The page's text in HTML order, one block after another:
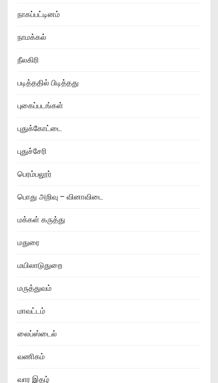
நாகப்பட்டினம்
நாமக்கல்
நீலகிரி
படித்ததில் பிடித்தது
புகைப்படங்கள்
புதுக்கோட்டை
புதுச்சேரி
பெரம்பலூர்
பொது அறிவு – வினாவிடை
மக்கள் கருத்து
மதுரை
மயிலாடுதுறை
மருத்துவம்
மாவட்டம்
லைப்ஸ்டைல்
வணிகம்
வார இதழ்